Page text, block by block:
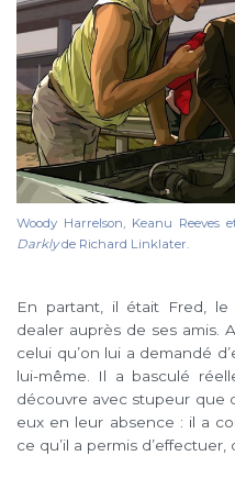
Woody Harrelson, Keanu Reeves
Darklyde Richard Linklater.
En partant, il était Fred,
dealer auprès de ses amis.
celui qu’on lui a demandé
lui-même. Il a basculé
découvre avec stupeur que
eux en leur absence : il a
ce qu’il a permis